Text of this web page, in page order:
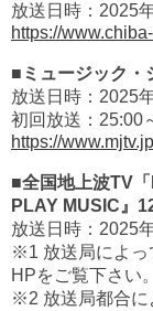
放送日時：2025
https://
■ミュージック・
放送日時：2025
初回放送：25:00
https://
■全国地上波TV
PLAY MUSIC』
放送日時：2025
※1 放送局によっ
HPをご覧下さい。
※2 放送局都合に